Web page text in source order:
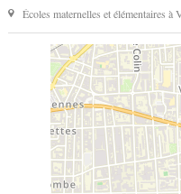
Écoles maternelles et élémentaires à